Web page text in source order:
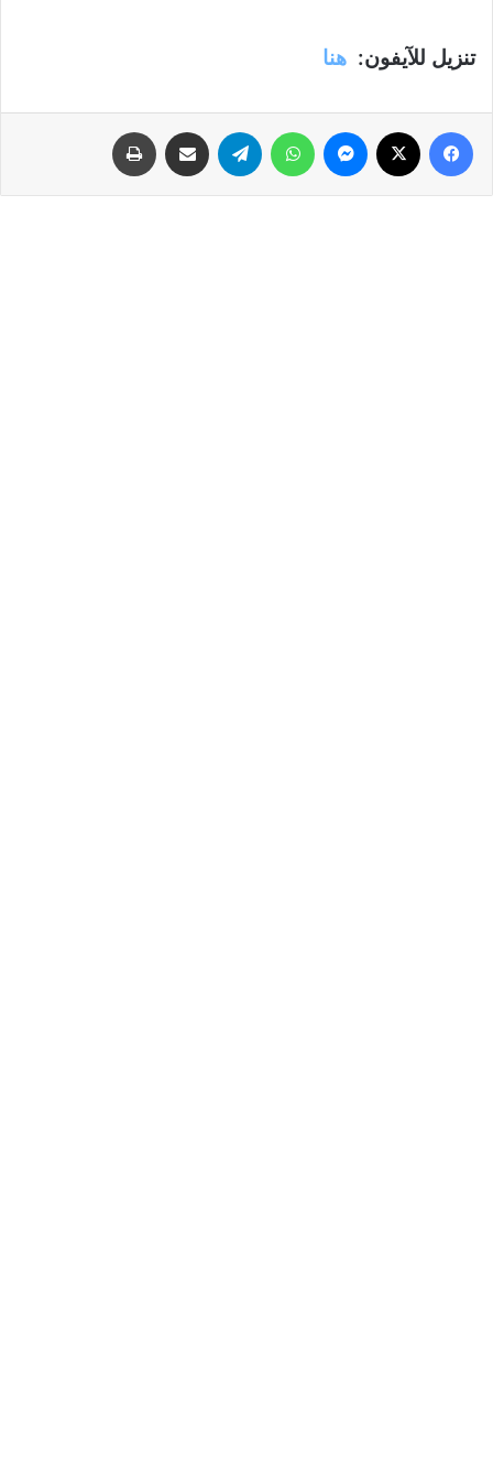
تنزيل للآيفون: هنا
فيسبوك ماسنجر واتساب تيلقرام مشاركة عبر البريد